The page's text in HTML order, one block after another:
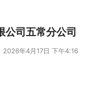
公司五常分公司
2026年4月17日 下午4:16